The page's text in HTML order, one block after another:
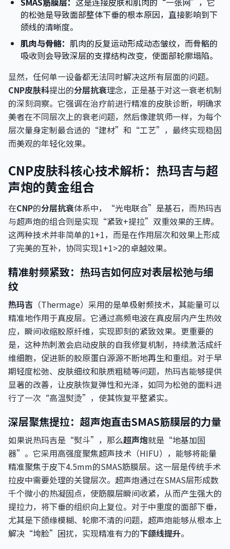
的松弛是导致面部整体下垂的根本原因，直接影响到下
颌线的清晰度。
肌肉与骨骼： 肌肉的反复运动形成动态皱纹，而骨骼的
吸收则会导致深层的支撑结构改变，使面部轮廓塌陷。
显然，任何单一设备都无法同时解决这所有层面的问题。
CNP皮肤科提出的分层抗衰理念，正是基于对这一衰老机制
的深刻洞察。它强调在治疗前进行精准的皮肤诊断，明确求
美者在不同层次上的衰老问题，然后像建筑师一样，为每个
层次量身定制最合适的“建材”和“工艺”，最终实现稳固
而美观的年轻化效果。
CNP皮肤科核心技术解析：热玛吉与超
声炮的黄金组合
在CNP的分层抗衰体系中，“光电联合”是基石，而热玛吉
与超声炮的组合则是实现“紧致+提拉”双重效果的王牌。
这两种技术并非简单的1+1，而是在作用层次和效果上形成
了完美的互补，协同实现1+1>2的卓越效果。
精准射频紧致：热玛吉如何应对表层松弛与细
纹
热玛吉 （Thermage）采用的是单极射频技术，其能量可以
精准地作用于真皮层。它通过高频电波在真皮层内产生热效
应，瞬间收缩胶原纤维，实现即刻的紧致效果。更重要的
是，这种热刺激会启动皮肤的自我修复机制，持续激活成纤
维细胞，促进新的胶原蛋白源源不断地再生和重组。对于早
期轻度松弛、皮肤细纹和肤质粗糙等问题，热玛吉能够提供
显著的改善，让皮肤恢复弹性和光泽，如同为松弛的面料进
行了一次“高温熨烫”，使其恢复平整紧实。
深层聚焦提拉：超声炮直击SMAS筋膜层的力量
如果说热玛吉是“熨斗”，那么超声炮就是“地基加固
器”。它采用高强度聚焦超声技术（HIFU），能够将能量
精准聚焦于皮下4.5mm的SMAS筋膜层。这一层是传统手术
拉皮中需要处理的关键层次。超声炮通过在SMAS层形成数
千个微小的热凝固点，使筋膜层瞬间收紧，从而产生强大的
提拉力，将下垂的组织向上复位。对于中重度的面部下垂，
尤其是下颌缘模糊、轮廓不清的问题，超声炮能够从根本上
解决“垮脸”困扰，实现精准有力的下颌线提升。